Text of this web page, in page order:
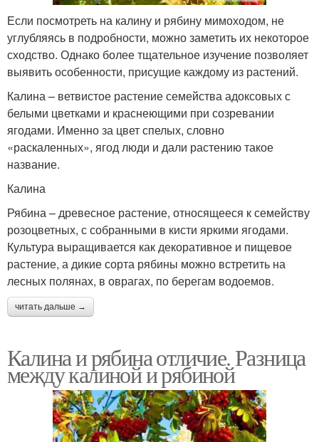
Если посмотреть на калину и рябину мимоходом, не
углубляясь в подробности, можно заметить их некоторое
сходство. Однако более тщательное изучение позволяет
выявить особенности, присущие каждому из растений.
Калина – ветвистое растение семейства адоксовых с
белыми цветками и краснеющими при созревании
ягодами. Именно за цвет спелых, словно
«раскаленных», ягод люди и дали растению такое
название.
Калина
Рябина – древесное растение, относящееся к семейству
розоцветных, с собранными в кисти яркими ягодами.
Культура выращивается как декоративное и пищевое
растение, а дикие сорта рябины можно встретить на
лесных полянах, в оврагах, по берегам водоемов.
читать дальше →
Калина и рябина отличие. Разница
между калиной и рябиной